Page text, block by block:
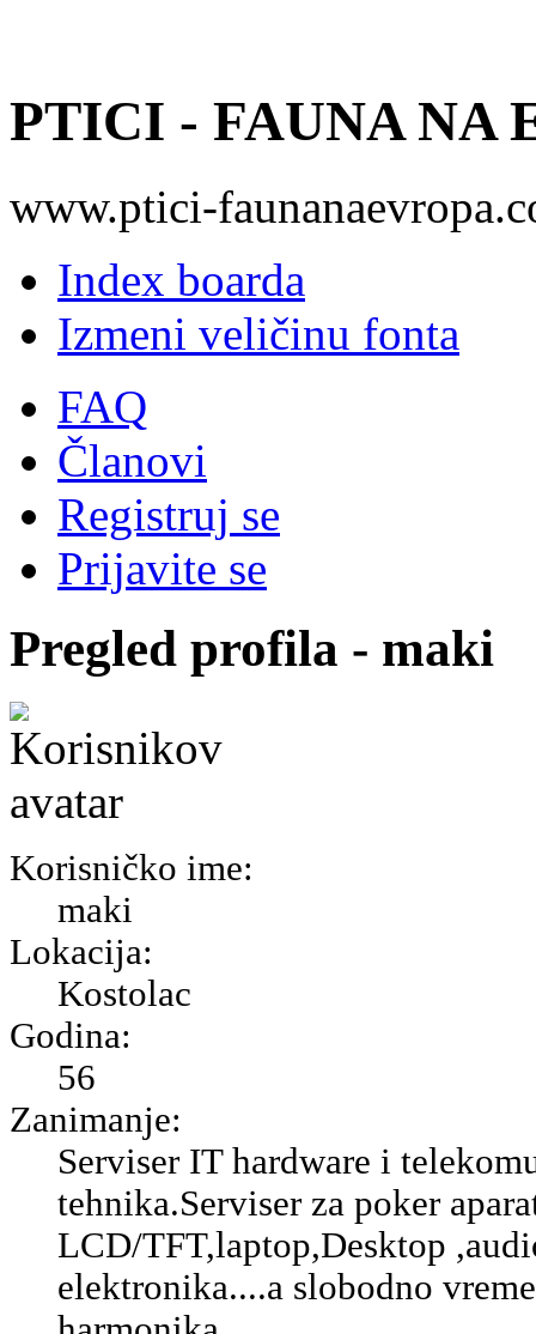
PTICI - FAUNA NA
www.ptici-
Index boarda
Izmeni veličinu fonta
FAQ
Članovi
Registruj se
Prijavite se
Pregled profila - maki
Korisničko ime:
maki
Lokacija:
Kostolac
Godina:
56
Zanimanje:
Serviser IT hardware i
tehnika.Serviser za poker
LCD/TFT,laptop,Desktop
elektronika....a slobodno